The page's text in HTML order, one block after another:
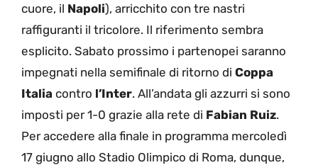
cuore, il Napoli), arricchito con tre nastri
raffiguranti il tricolore. Il riferimento sembra
esplicito. Sabato prossimo i partenopei saranno
impegnati nella semifinale di ritorno di Coppa
Italia contro l’Inter. All’andata gli azzurri si sono
imposti per 1-0 grazie alla rete di Fabian Ruiz.
Per accedere alla finale in programma mercoledì
17 giugno allo Stadio Olimpico di Roma, dunque,